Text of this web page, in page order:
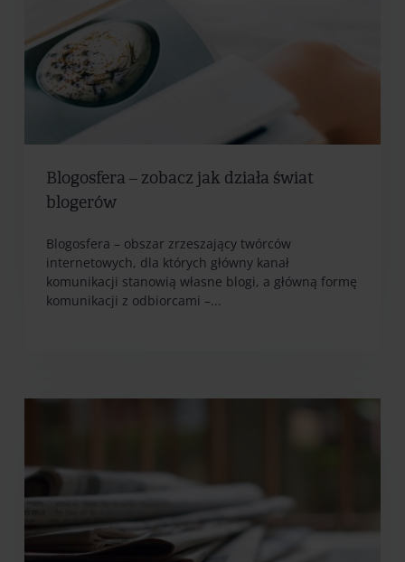
Blogosfera – zobacz jak działa świat
blogerów
Blogosfera – obszar zrzeszający twórców
internetowych, dla których główny kanał
komunikacji stanowią własne blogi, a główną formę
komunikacji z odbiorcami –...